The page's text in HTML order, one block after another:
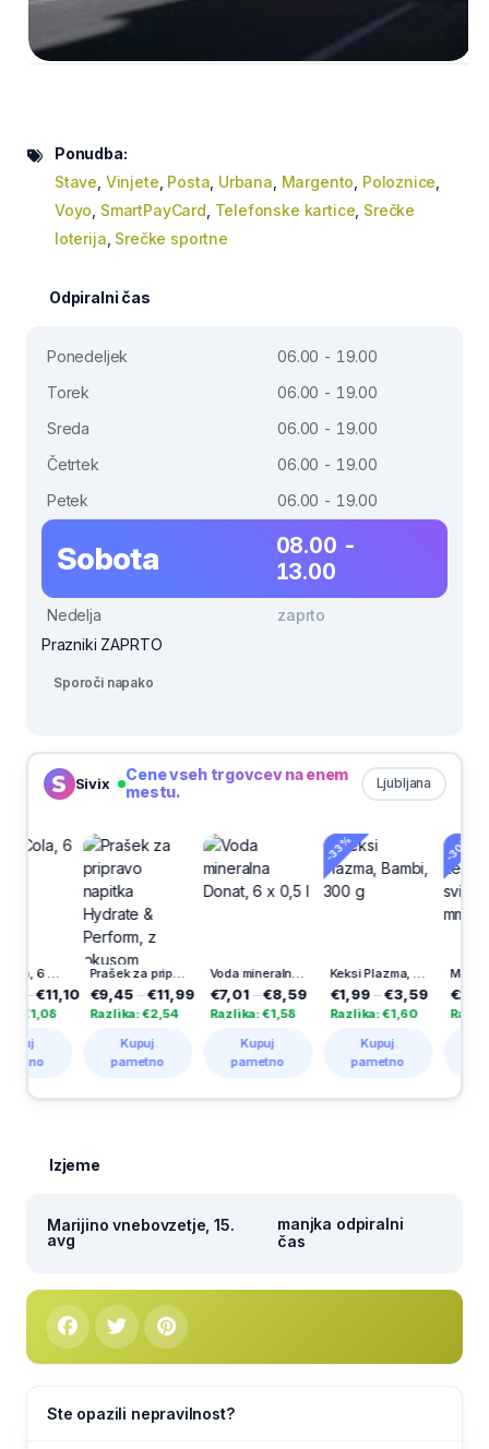
Ponudba:
Stave Vinjete Posta Urbana Margento Poloznice
Voyo SmartPayCard Telefonske kartice Srečke
loterija Srečke sportne
Odpiralni čas
Ponedeljek
06.00 - 19.00
Torek
06.00 - 19.00
Sreda
06.00 - 19.00
Četrtek
06.00 - 19.00
Petek
06.00 - 19.00
Sobota
08.00 -
13.00
Nedelja
zaprto
Prazniki ZAPRTO
Sporoči napako
Sivix Ljubljana
Cene vseh trgovcev na enem
mestu.
Prašek za pripravo napitka Hydrate & Perform, z okusom brusnice in jagodičevja, 400 g
€9,45– €11,99
Razlika: €2,54
Voda mineralna Donat, 6 x 0,5 l
€7,01 €8,59
Razlika: €1,58
Keksi Plazma, Bambi, 300 g
€1,99 €3,59
Razlika: €1,60
€2,59
Razlika: €1,40
Izjeme
Marijino vnebovzetje, 15.
avg
manjka odpiralni
čas
Ste opazili nepravilnost?